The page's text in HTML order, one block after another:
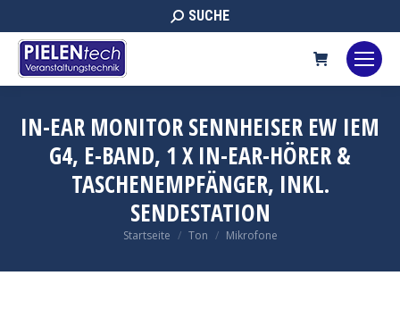
Search:
SUCHE
IN-EAR MONITOR SENNHEISER EW IEM
G4, E-BAND, 1 X IN-EAR-HÖRER &
TASCHENEMPFÄNGER, INKL.
SENDESTATION
Sie befinden sich hier:
Startseite Ton Mikrofone